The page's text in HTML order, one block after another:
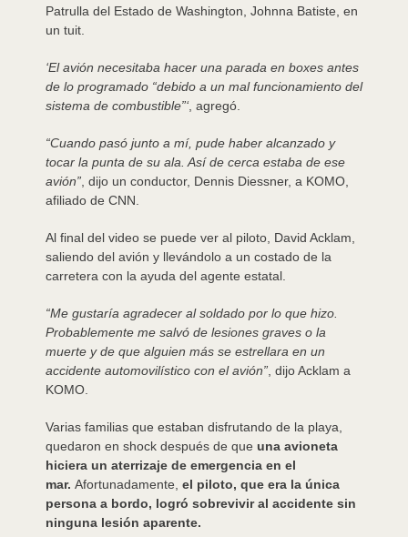
Patrulla del Estado de Washington, Johnna Batiste, en
un tuit.
‘El avión necesitaba hacer una parada en boxes antes
de lo programado “debido a un mal funcionamiento del
sistema de combustible”‘ , agregó.
“Cuando pasó junto a mí, pude haber alcanzado y
tocar la punta de su ala. Así de cerca estaba de ese
avión” , dijo un conductor, Dennis Diessner, a KOMO,
afiliado de CNN.
Al final del video se puede ver al piloto, David Acklam,
saliendo del avión y llevándolo a un costado de la
carretera con la ayuda del agente estatal.
“Me gustaría agradecer al soldado por lo que hizo.
Probablemente me salvó de lesiones graves o la
muerte y de que alguien más se estrellara en un
accidente automovilístico con el avión” , dijo Acklam a
KOMO.
Varias familias que estaban disfrutando de la playa,
quedaron en shock después de que una avioneta
hiciera un aterrizaje de emergencia en el
mar. Afortunadamente, el piloto, que era la única
persona a bordo, logró sobrevivir al accidente sin
ninguna lesión aparente.